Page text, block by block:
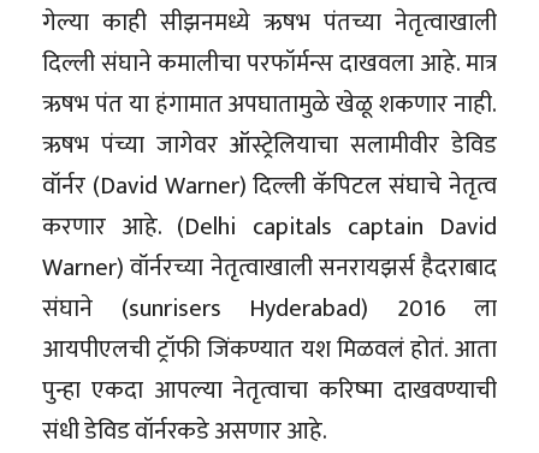
गेल्या काही सीझनमध्ये ऋषभ पंतच्या नेतृत्वाखाली
दिल्ली संघाने कमालीचा परफॉर्मन्स दाखवला आहे. मात्र
ऋषभ पंत या हंगामात अपघातामुळे खेळू शकणार नाही.
ऋषभ पंच्या जागेवर ऑस्ट्रेलियाचा सलामीवीर डेविड
वॉर्नर (David Warner) दिल्ली कॅपिटल संघाचे नेतृत्व
करणार आहे. (Delhi capitals captain David
Warner) वॉर्नरच्या नेतृत्वाखाली सनरायझर्स हैदराबाद
संघाने (sunrisers Hyderabad) 2016 ला
आयपीएलची ट्रॉफी जिंकण्यात यश मिळवलं होतं. आता
पुन्हा एकदा आपल्या नेतृत्वाचा करिष्मा दाखवण्याची
संधी डेविड वॉर्नरकडे असणार आहे.